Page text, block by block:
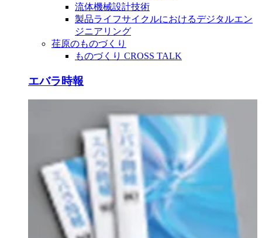
流体機械設計技術
製品ライフサイクルにおけるデジタルエン
ジニアリング
荏原のものづくり
ものづくり CROSS TALK
エバラ時報